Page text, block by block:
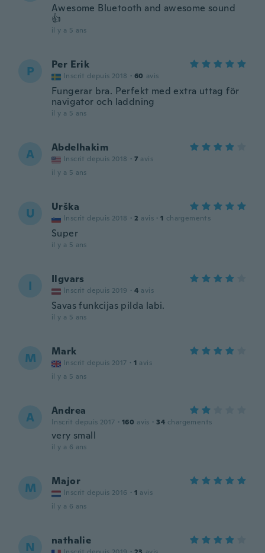
Awesome Bluetooth and awesome sound
👍
il y a 5 ans
P Per Erik
Inscrit depuis 2018 · 60 avis
Fungerar bra. Perfekt med extra uttag för
navigator och laddning
il y a 5 ans
A Abdelhakim
Inscrit depuis 2018 · 7 avis
il y a 5 ans
U Urška
Inscrit depuis 2018 · 2 avis · 1 chargements
Super
il y a 5 ans
I Ilgvars
Inscrit depuis 2019 · 4 avis
Savas funkcijas pilda labi.
il y a 5 ans
M Mark
Inscrit depuis 2017 · 1 avis
il y a 5 ans
A Andrea
Inscrit depuis 2017 · 160 avis · 34 chargements
very small
il y a 6 ans
M Major
Inscrit depuis 2016 · 1 avis
il y a 6 ans
N nathalie